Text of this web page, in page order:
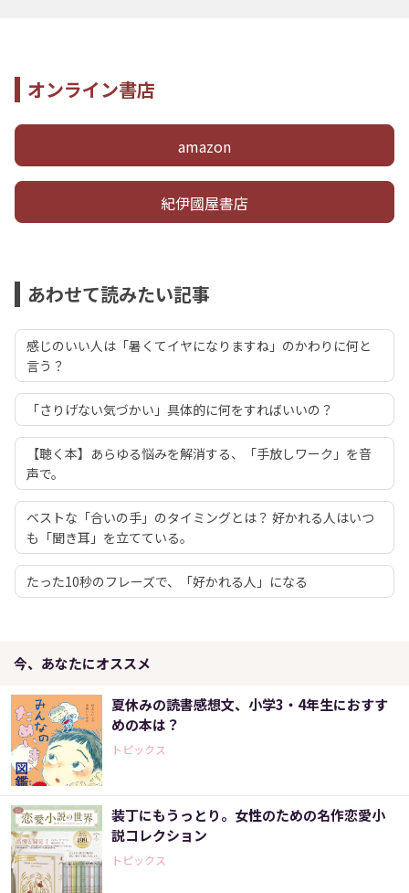
オンライン書店
amazon
紀伊國屋書店
あわせて読みたい記事
感じのいい人は「暑くてイヤになりますね」のかわりに何と
言う？
「さりげない気づかい」具体的に何をすればいいの？
【聴く本】あらゆる悩みを解消する、「手放しワーク」を音
声で。
ベストな「合いの手」のタイミングとは？ 好かれる人はいつ
も「聞き耳」を立てている。
たった10秒のフレーズで、「好かれる人」になる
今、あなたにオススメ
夏休みの読書感想文、小学3・4年生におすす
めの本は？
トピックス
装丁にもうっとり。女性のための名作恋愛小
説コレクション
トピックス